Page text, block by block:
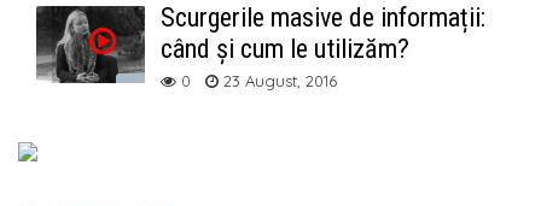
Scurgerile masive de informații:
când și cum le utilizăm?
0 23 August, 2016